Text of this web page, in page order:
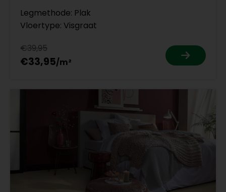
Legmethode: Plak
Vloertype: Visgraat
€39,95
€33,95